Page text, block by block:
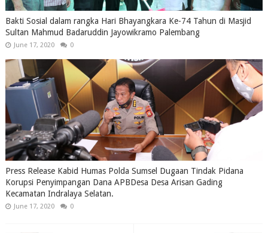
Bakti Sosial dalam rangka Hari Bhayangkara Ke-74 Tahun di Masjid
Sultan Mahmud Badaruddin Jayowikramo Palembang
June 17, 2020 0
Press Release Kabid Humas Polda Sumsel Dugaan Tindak Pidana
Korupsi Penyimpangan Dana APBDesa Desa Arisan Gading
Kecamatan Indralaya Selatan.
June 17, 2020 0